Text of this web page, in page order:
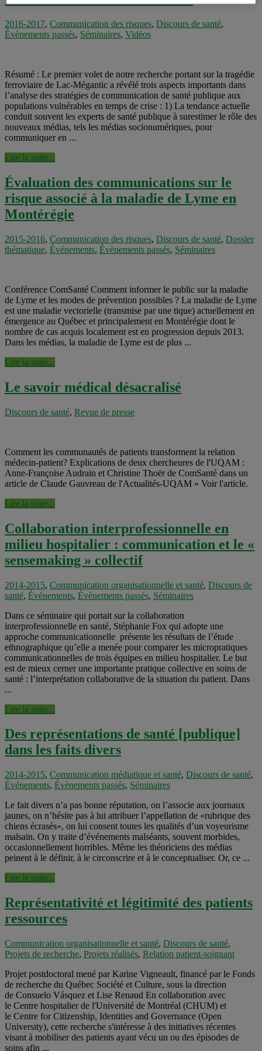
2016-2017, Communication des risques, Discours de santé,
Évènements passés, Séminaires, Vidéos
Résumé : Le premier volet de notre recherche portant sur la tragédie
ferroviaire de Lac-Mégantic a révélé trois aspects importants dans
l’analyse des stratégies de communication de santé publique aux
populations vulnérables en temps de crise : 1) La tendance actuelle
conduit souvent les experts de santé publique à surestimer le rôle des
nouveaux médias, tels les médias socionumériques, pour
communiquer en ...
Lire la suite...
Évaluation des communications sur le
risque associé à la maladie de Lyme en
Montérégie
2015-2016, Communication des risques, Discours de santé, Dossier
thématique, Événements, Évènements passés, Séminaires
Conférence ComSanté Comment informer le public sur la maladie
de Lyme et les modes de prévention possibles ? La maladie de Lyme
est une maladie vectorielle (transmise par une tique) actuellement en
émergence au Québec et principalement en Montérégie dont le
nombre de cas acquis localement est en progression depuis 2013.
Dans les médias, la maladie de Lyme est de plus ...
Lire la suite...
Le savoir médical désacralisé
Discours de santé, Revue de presse
Comment les communautés de patients transforment la relation
médecin-patient? Explications de deux chercheures de l'UQAM :
Anne-Françoise Audrain et Christine Thoër de ComSanté dans un
article de Claude Gauvreau de l'Actualités-UQAM » Voir l'article.
Lire la suite...
Collaboration interprofessionnelle en
milieu hospitalier : communication et le «
sensemaking » collectif
2014-2015, Communication organisationnelle et santé, Discours de
santé, Événements, Évènements passés, Séminaires
Dans ce séminaire qui portait sur la collaboration
interprofessionnelle en santé, Stéphanie Fox qui adopte une
approche communicationnelle présente les résultats de l’étude
ethnographique qu’elle a menée pour comparer les micropratiques
communicationnelles de trois équipes en milieu hospitalier. Le but
est de mieux cerner une importante pratique collective en soins de
santé : l’interprétation collaborative de la situation du patient. Dans
...
Lire la suite...
Des représentations de santé [publique]
dans les faits divers
2014-2015, Communication médiatique et santé, Discours de santé,
Événements, Évènements passés, Séminaires
Le fait divers n’a pas bonne réputation, on l’associe aux journaux
jaunes, on n’hésite pas à lui attribuer l’appellation de «rubrique des
chiens écrasés», on lui consent toutes les qualités d’un voyeurisme
malsain. On y traite d’événements malséants, souvent morbides,
occasionnellement horribles. Même les théoriciens des médias
peinent à le définir, à le circonscrire et à le conceptualiser. Or, ce ...
Lire la suite...
Représentativité et légitimité des patients
ressources
Communication organisationnelle et santé, Discours de santé,
Projets de recherche, Projets réalisés, Relation patient-soignant
Projet postdoctoral mené par Karine Vigneault, financé par le Fonds
de recherche du Québec Société et Culture, sous la direction
de Consuelo Vásquez et Lise Renaud En collaboration avec
le Centre hospitalier de l'Université de Montréal (CHUM) et
le Centre for Citizenship, Identities and Governance (Open
University), cette recherche s'intéresse à des initiatives récentes
visant à mobiliser des patients ayant vécu un ou des épisodes de
soins afin ...